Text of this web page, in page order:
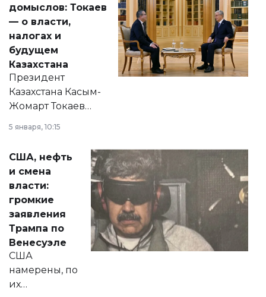
домыслов: Токаев
— о власти,
налогах и
будущем
Казахстана
Президент
Казахстана Касым-
Жомарт Токаев
сразу несколько
актуальных тем —
от слухов о
политических
реформах до
вопросов армии,
экономики и
личного здоровья.
5 января, 10:15
США, нефть
и смена
власти:
громкие
заявления
Трампа по
Венесуэле
США
намерены, по
их